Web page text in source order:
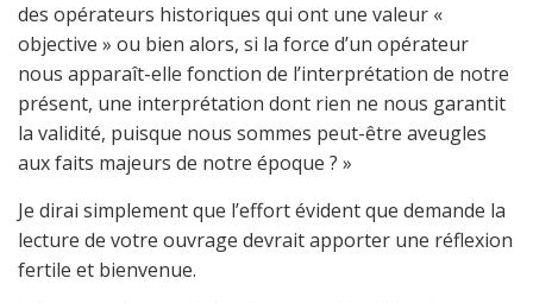
des opérateurs historiques qui ont une valeur «
objective » ou bien alors, si la force d’un opérateur
nous apparaît-elle fonction de l’interprétation de notre
présent, une interprétation dont rien ne nous garantit
la validité, puisque nous sommes peut-être aveugles
aux faits majeurs de notre époque ? »
Je dirai simplement que l’effort évident que demande la
lecture de votre ouvrage devrait apporter une réflexion
fertile et bienvenue.